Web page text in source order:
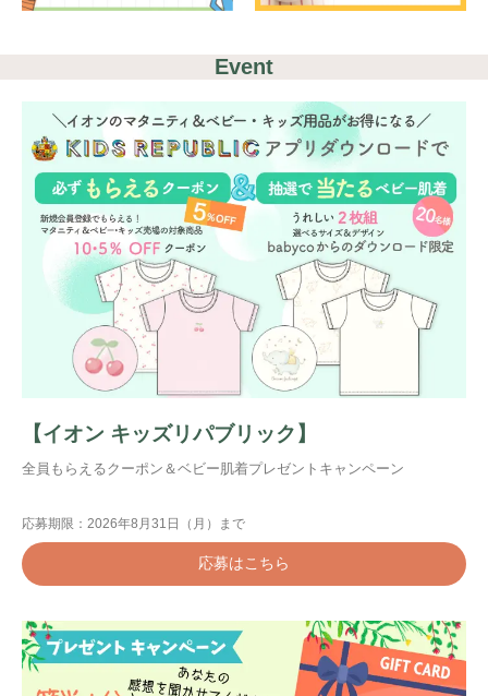
Event
【イオン キッズリパブリック】
全員もらえるクーポン＆ベビー肌着プレゼントキャンペーン
応募期限：2026年8月31日（月）まで
応募はこちら